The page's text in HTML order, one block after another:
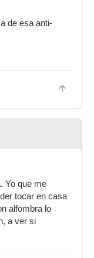
de esa anti-
Yo que me
tocar en casa
alfombra lo
a ver si